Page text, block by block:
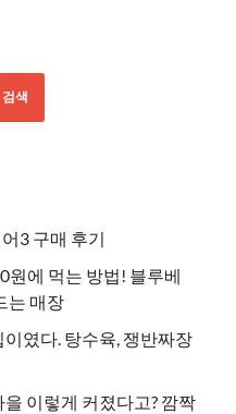
검색
3 구매 후기
원에 먹는 방법! 블루베
는 매장
였다. 탕수육, 쟁반짜장
이렇게 커졌다고? 깜짝